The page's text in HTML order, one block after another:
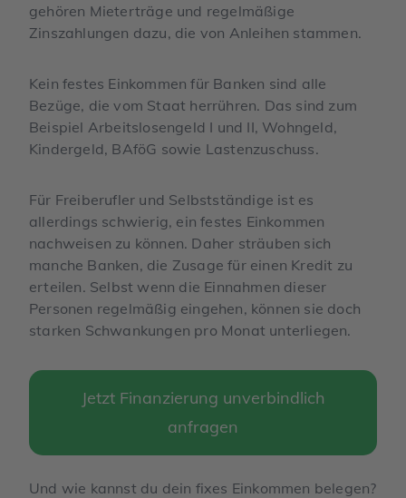
gehören Mieterträge und regelmäßige
Zinszahlungen dazu, die von Anleihen stammen.
Kein festes Einkommen für Banken sind alle
Bezüge, die vom Staat herrühren. Das sind zum
Beispiel Arbeitslosengeld I und II, Wohngeld,
Kindergeld, BAföG sowie Lastenzuschuss.
Für Freiberufler und Selbstständige ist es
allerdings schwierig, ein festes Einkommen
nachweisen zu können. Daher sträuben sich
manche Banken, die Zusage für einen Kredit zu
erteilen. Selbst wenn die Einnahmen dieser
Personen regelmäßig eingehen, können sie doch
starken Schwankungen pro Monat unterliegen.
Jetzt Finanzierung unverbindlich
anfragen
Und wie kannst du dein fixes Einkommen belegen?